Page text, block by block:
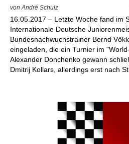
von André Schulz
16.05.2017 – Letzte Woche fand im
Internationale Deutsche
Bundesnachwuchstrainer Bernd
eingeladen, die ein Turnier im
Alexander Donchenko gewann
Dmitrij Kollars, allerdings erst nach